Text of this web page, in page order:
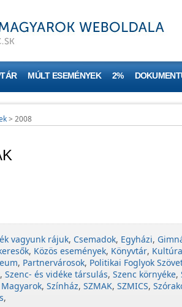
MÚLT ESEMÉNYEK 2%
> 2008
vagyunk rájuk, Csemadok, Egyházi,
, Közös események, Könyvtár, Kultúra
, Partnervárosok, Politikai Foglyok
, Szenc- és vidéke társulás, Szenc környéke,
, Színház, SZMAK, SZMICS,
,